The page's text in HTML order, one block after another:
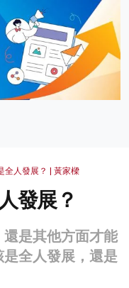
全人發展？ | 黃家樑
發展？
是其他方面才能
全人發展，還是